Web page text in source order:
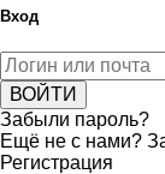
Вход
Забыли пароль?
Ещё не с нами?
Регистрация